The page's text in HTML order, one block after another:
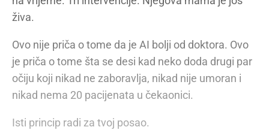
živa.
Ovo nije priča o tome da je AI bolji od doktora. Ovo
je priča o tome šta se desi kad neko doda drugi par
očiju koji nikad ne zaboravlja, nikad nije umoran i
nikad nema 20 pacijenata u čekaonici.
Isti princip radi za tvoj posao.